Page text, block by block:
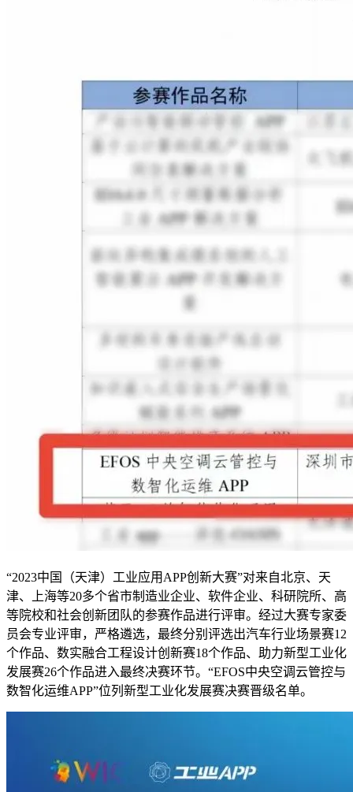
“2023中国（天津）工业应用APP创新大赛”对来自北京、天
津、上海等20多个省市制造业企业、软件企业、科研院所、高
等院校和社会创新团队的参赛作品进行评审。经过大赛专家委
员会专业评审，严格遴选，最终分别评选出汽车行业场景赛12
个作品、数实融合工程设计创新赛18个作品、助力新型工业化
发展赛26个作品进入最终决赛环节。“EFOS中央空调云管控与
数智化运维APP”位列新型工业化发展赛决赛晋级名单。